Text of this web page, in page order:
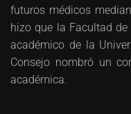
futuros médicos
hizo que la Facultad
académico de la
Consejo nombró un
académica.